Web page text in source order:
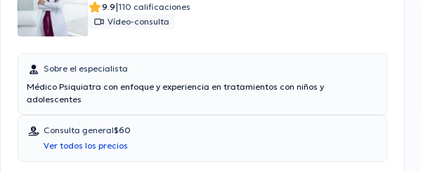
9.9|110 calificaciones
Vídeo-consulta
Sobre el especialista
Médico Psiquiatra con enfoque y experiencia en tratamientos con niños y
adolescentes
Consulta general$60
Ver todos los precios